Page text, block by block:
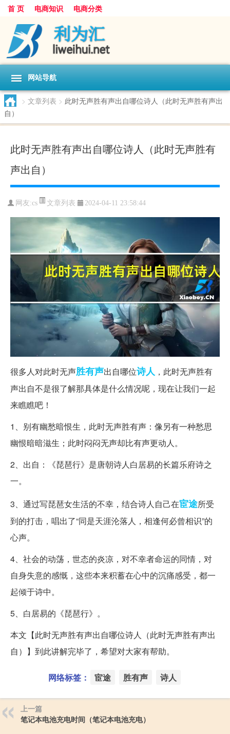
首 页 电商知识 电商分类
网站导航
> 文章列表 > 此时无声胜有声出自哪位诗人（此时无声胜有声出
自）
此时无声胜有声出自哪位诗人（此时无声胜有
声出自）
网友:cs 文章列表 2024-04-11 23:58:44
很多人对此时无声胜有声出自哪位诗人 ，此时无声胜有
声出自不是很了解那具体是什么情况呢，现在让我们一起
来瞧瞧吧！
1、别有幽愁暗恨生，此时无声胜有声：像另有一种愁思
幽恨暗暗滋生；此时闷闷无声却比有声更动人。
2、出自：《琵琶行》是唐朝诗人白居易的长篇乐府诗之
一。
3、通过写琵琶女生活的不幸，结合诗人自己在宦途所受
到的打击，唱出了“同是天涯沦落人，相逢何必曾相识”的
心声。
4、社会的动荡，世态的炎凉，对不幸者命运的同情，对
自身失意的感慨，这些本来积蓄在心中的沉痛感受，都一
起倾于诗中。
5、白居易的《琵琶行》。
本文【此时无声胜有声出自哪位诗人（此时无声胜有声出
自）】到此讲解完毕了，希望对大家有帮助。
网络标签： 宦途 胜有声 诗人
上一篇
笔记本电池充电时间（笔记本电池充电）